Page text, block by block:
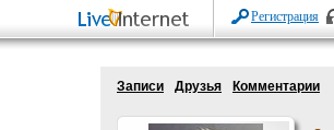
Регистрация
Записи Друзья Комментарии